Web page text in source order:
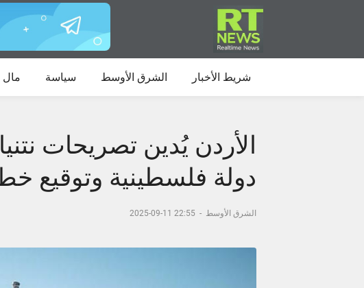
شريط الأخبار الشرق الأوسط سياسة مال
الأردن يُدين تصريحات
دولة فلسطينية وتوقيع
الشرق الأوسط -
22:55 11-09-2025